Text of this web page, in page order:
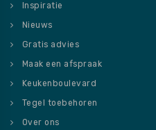
Inspiratie
Nieuws
Gratis advies
Maak een afspraak
Keukenboulevard
Tegel toebehoren
Over ons